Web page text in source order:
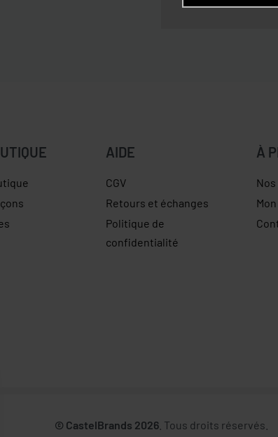
AIDE
CGV
Retours et échanges
Politique de
confidentialité
À
© CastelBrands 2026. Tous droits réservés.